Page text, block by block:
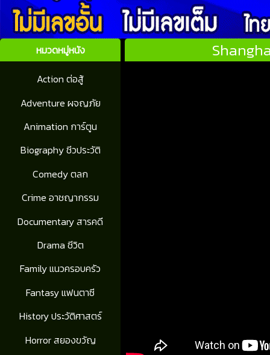
หมวดหมู่หนัง
Action ต่อสู้
Adventure ผจญภัย
Animation การ์ตูน
Biography ชีวประวัติ
Comedy ตลก
Crime อาชญากรรม
Documentary สารคดี
Drama ชีวิต
Family แนวครอบครัว
Fantasy แฟนตาซี
History ประวัติศาสตร์
Horror สยองขวัญ